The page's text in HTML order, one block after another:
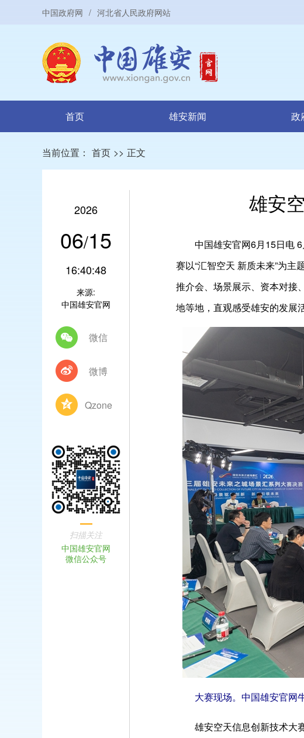
中国政府网 / 河北省人民政府网站
首页 雄安新闻 政
当前位置： 首页 >> 正文
2026
06/15
16:40:48
来源:
中国雄安官网
微信
微博
Qzone
扫描关注
中国雄安官网
微信公众号
雄安
中国雄安官网6月15日电
赛以“汇智空天 新质未来”为
推介会、场景展示、资本对接
地等地，直观感受雄安的发展
大赛现场。中国雄安官网
雄安空天信息创新技术大